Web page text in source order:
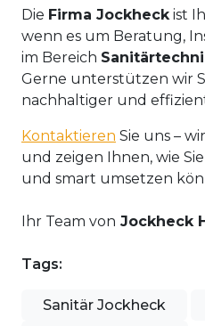
Die Firma Jockheckist
wenn es um Beratung,
im Bereich
Gerne unterstützen wir
nachhaltiger und
Kontaktieren Sie uns –
und zeigen Ihnen, wie
und smart umsetzen
Ihr Team von Jockheck
Tags:
Sanitär Jockheck